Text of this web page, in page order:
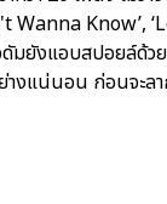
Wanna Know’,
มยังแอบสปอยล์ด้ว
งแน่นอน ก่อนจะ